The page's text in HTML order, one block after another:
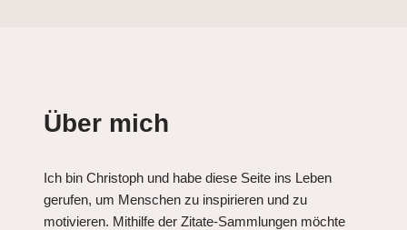
Über mich
Ich bin Christoph und habe diese Seite ins Leben
gerufen, um Menschen zu inspirieren und zu
motivieren. Mithilfe der Zitate-Sammlungen möchte